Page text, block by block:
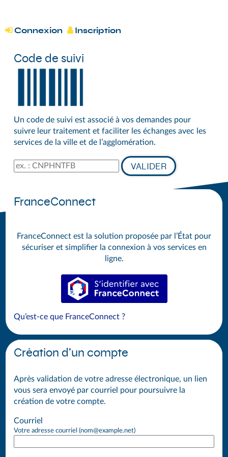
 Connexion  Inscription
Code de suivi
Un code de suivi est associé à vos demandes pour
suivre leur traitement et faciliter les échanges avec les
services de la ville et de l’agglomération.
Code de suivi VALIDER
FranceConnect
FranceConnect est la solution proposée par l’État pour
sécuriser et simplifier la connexion à vos services en
ligne.
S’identifier avec FranceConnect
Qu’est-ce que FranceConnect ?
Création d’un compte
Après validation de votre adresse électronique, un lien
vous sera envoyé par courriel pour poursuivre la
création de votre compte.
Courriel
Votre adresse courriel (nom@example.net)